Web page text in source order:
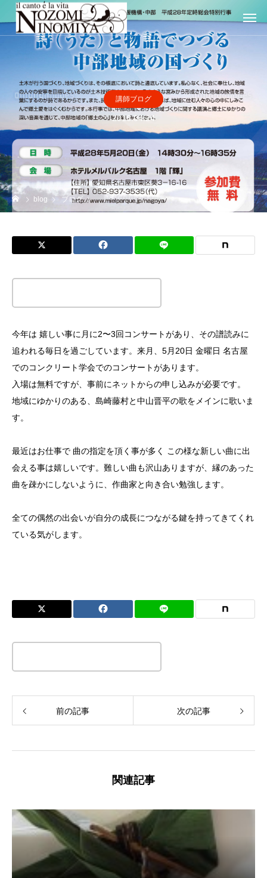
講師ブログ
2016.04.24
blog ブログ
今年は 嬉しい事に月に2〜3回コンサートがあり、その譜読みに
追われる毎日を過ごしています。来月、5月20日 金曜日 名古屋
でのコンクリート学会でのコンサートがあります。
入場は無料ですが、事前にネットからの申し込みが必要です。
地域にゆかりのある、島崎藤村と中山晋平の歌をメインに歌いま
す。
最近はお仕事で 曲の指定を頂く事が多く この様な新しい曲に出
会える事は嬉しいです。難しい曲も沢山ありますが、縁のあった
曲を疎かにしないように、作曲家と向き合い勉強します。
全ての偶然の出会いが自分の成長につながる鍵を持ってきてくれ
ている気がします。
前の記事 次の記事
関連記事